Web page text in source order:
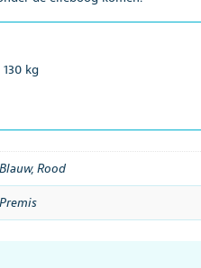
kg
Blauw, Rood
Premis